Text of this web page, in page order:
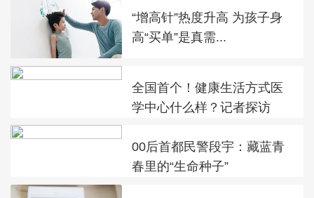
“增高针”热度升高 为孩子身
高“买单”是真需...
全国首个！健康生活方式医
学中心什么样？记者探访
00后首都民警段宇：藏蓝青
春里的“生命种子”